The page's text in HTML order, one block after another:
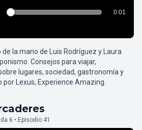
la mano de Luis Rodríguez y Laura
Consejos para viajar,
lugares, sociedad, gastronomía y
Lexus, Experience Amazing.
6 • Episodio 41